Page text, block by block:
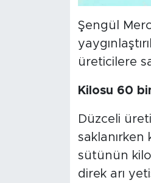
Şengül
üreticilere
Kilosu 60
Düzceli
saklanırken
sütünün
direk arı